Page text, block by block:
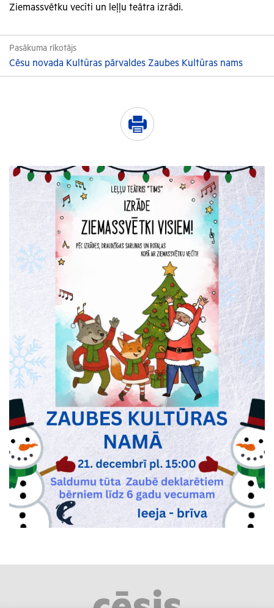
Ziemassvētku vecīti un leļļu teātra izrādi.
Pasākuma rīkotājs
Cēsu novada Kultūras pārvaldes Zaubes Kultūras nams